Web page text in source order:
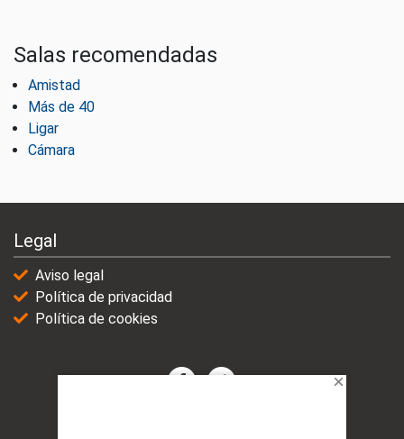
Salas recomendadas
Amistad
Más de 40
Ligar
Cámara
Legal
Aviso legal
Política de privacidad
Política de cookies